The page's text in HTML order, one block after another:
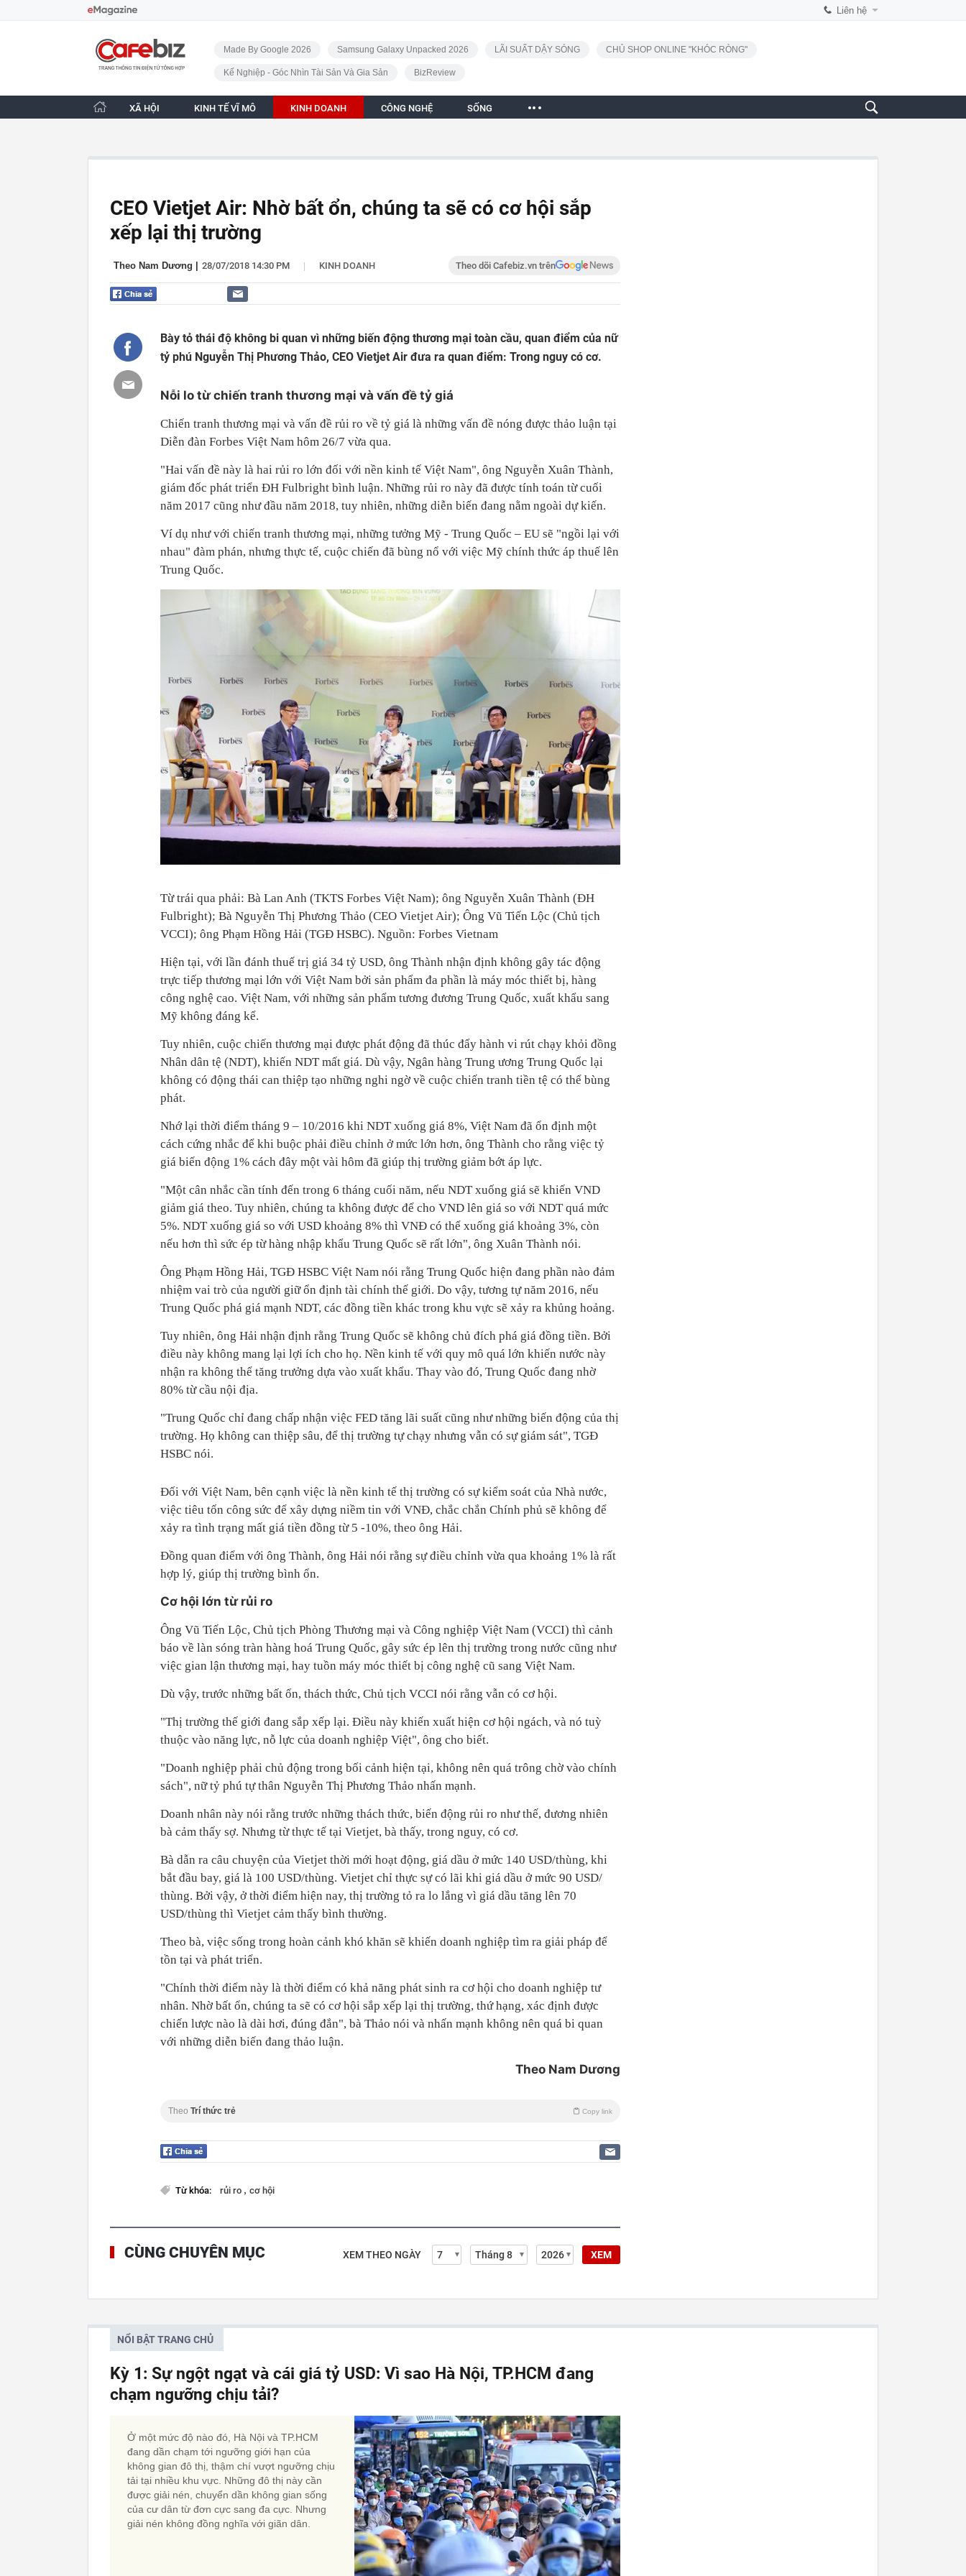
Liên hệ
CafeBiz - Trang chủ
Made By Google 2026 Samsung Galaxy Unpacked 2026 LÃI SUẤT DẬY SÓNG CHỦ SHOP ONLINE "KHÓC RÒNG"
Kế Nghiệp - Góc Nhìn Tài Sản Và Gia Sản BizReview
XÃ HỘI KINH TẾ VĨ MÔ KINH DOANH CÔNG NGHỆ SỐNG
CEO Vietjet Air: Nhờ bất ổn, chúng ta sẽ có cơ hội sắp
xếp lại thị trường
Theo Nam Dương 28/07/2018 14:30 PM | KINH DOANH Theo dõi Cafebiz.vn trên
Bày tỏ thái độ không bi quan vì những biến động thương mại toàn cầu, quan điểm của nữ
tỷ phú Nguyễn Thị Phương Thảo, CEO Vietjet Air đưa ra quan điểm: Trong nguy có cơ.
Nỗi lo từ chiến tranh thương mại và vấn đề tỷ giá
Chiến tranh thương mại và vấn đề rủi ro về tỷ giá là những vấn đề nóng được thảo luận tại
Diễn đàn Forbes Việt Nam hôm 26/7 vừa qua.
"Hai vấn đề này là hai rủi ro lớn đối với nền kinh tế Việt Nam", ông Nguyễn Xuân Thành,
giám đốc phát triển ĐH Fulbright bình luận. Những rủi ro này đã được tính toán từ cuối
năm 2017 cũng như đầu năm 2018, tuy nhiên, những diễn biến đang nằm ngoài dự kiến.
Ví dụ như với chiến tranh thương mại, những tưởng Mỹ - Trung Quốc – EU sẽ "ngồi lại với
nhau" đàm phán, nhưng thực tế, cuộc chiến đã bùng nổ với việc Mỹ chính thức áp thuế lên
Trung Quốc.
Từ trái qua phải: Bà Lan Anh (TKTS Forbes Việt Nam); ông Nguyễn Xuân Thành (ĐH
Fulbright); Bà Nguyễn Thị Phương Thảo (CEO Vietjet Air); Ông Vũ Tiến Lộc (Chủ tịch
VCCI); ông Phạm Hồng Hải (TGĐ HSBC). Nguồn: Forbes Vietnam
Hiện tại, với lần đánh thuế trị giá 34 tỷ USD, ông Thành nhận định không gây tác động
trực tiếp thương mại lớn với Việt Nam bởi sản phẩm đa phần là máy móc thiết bị, hàng
công nghệ cao. Việt Nam, với những sản phẩm tương đương Trung Quốc, xuất khẩu sang
Mỹ không đáng kể.
Tuy nhiên, cuộc chiến thương mại được phát động đã thúc đẩy hành vi rút chạy khỏi đồng
Nhân dân tệ (NDT), khiến NDT mất giá. Dù vậy, Ngân hàng Trung ương Trung Quốc lại
không có động thái can thiệp tạo những nghi ngờ về cuộc chiến tranh tiền tệ có thể bùng
phát.
Nhớ lại thời điểm tháng 9 – 10/2016 khi NDT xuống giá 8%, Việt Nam đã ổn định một
cách cứng nhắc để khi buộc phải điều chỉnh ở mức lớn hơn, ông Thành cho rằng việc tỷ
giá biến động 1% cách đây một vài hôm đã giúp thị trường giảm bớt áp lực.
"Một cân nhắc cần tính đến trong 6 tháng cuối năm, nếu NDT xuống giá sẽ khiến VND
giảm giá theo. Tuy nhiên, chúng ta không được để cho VND lên giá so với NDT quá mức
5%. NDT xuống giá so với USD khoảng 8% thì VNĐ có thể xuống giá khoảng 3%, còn
nếu hơn thì sức ép từ hàng nhập khẩu Trung Quốc sẽ rất lớn", ông Xuân Thành nói.
Ông Phạm Hồng Hải, TGĐ HSBC Việt Nam nói rằng Trung Quốc hiện đang phần nào đảm
nhiệm vai trò của người giữ ổn định tài chính thế giới. Do vậy, tương tự năm 2016, nếu
Trung Quốc phá giá mạnh NDT, các đồng tiền khác trong khu vực sẽ xảy ra khủng hoảng.
Tuy nhiên, ông Hải nhận định rằng Trung Quốc sẽ không chủ đích phá giá đồng tiền. Bởi
điều này không mang lại lợi ích cho họ. Nền kinh tế với quy mô quá lớn khiến nước này
nhận ra không thể tăng trưởng dựa vào xuất khẩu. Thay vào đó, Trung Quốc đang nhờ
80% từ cầu nội địa.
"Trung Quốc chỉ đang chấp nhận việc FED tăng lãi suất cũng như những biến động của thị
trường. Họ không can thiệp sâu, để thị trường tự chạy nhưng vẫn có sự giám sát", TGĐ
HSBC nói.
Đối với Việt Nam, bên cạnh việc là nền kinh tế thị trường có sự kiểm soát của Nhà nước,
việc tiêu tốn công sức để xây dựng niềm tin với VNĐ, chắc chắn Chính phủ sẽ không để
xảy ra tình trạng mất giá tiền đồng từ 5 -10%, theo ông Hải.
Đồng quan điểm với ông Thành, ông Hải nói rằng sự điều chỉnh vừa qua khoảng 1% là rất
hợp lý, giúp thị trường bình ổn.
Cơ hội lớn từ rủi ro
Ông Vũ Tiến Lộc, Chủ tịch Phòng Thương mại và Công nghiệp Việt Nam (VCCI) thì cảnh
báo về làn sóng tràn hàng hoá Trung Quốc, gây sức ép lên thị trường trong nước cũng như
việc gian lận thương mại, hay tuồn máy móc thiết bị công nghệ cũ sang Việt Nam.
Dù vậy, trước những bất ổn, thách thức, Chủ tịch VCCI nói rằng vẫn có cơ hội.
"Thị trường thế giới đang sắp xếp lại. Điều này khiến xuất hiện cơ hội ngách, và nó tuỳ
thuộc vào năng lực, nỗ lực của doanh nghiệp Việt", ông cho biết.
"Doanh nghiệp phải chủ động trong bối cảnh hiện tại, không nên quá trông chờ vào chính
sách", nữ tỷ phú tự thân Nguyễn Thị Phương Thảo nhấn mạnh.
Doanh nhân này nói rằng trước những thách thức, biến động rủi ro như thế, đương nhiên
bà cảm thấy sợ. Nhưng từ thực tế tại Vietjet, bà thấy, trong nguy, có cơ.
Bà dẫn ra câu chuyện của Vietjet thời mới hoạt động, giá dầu ở mức 140 USD/thùng, khi
bắt đầu bay, giá là 100 USD/thùng. Vietjet chỉ thực sự có lãi khi giá dầu ở mức 90 USD/
thùng. Bởi vậy, ở thời điểm hiện nay, thị trường tỏ ra lo lắng vì giá dầu tăng lên 70
USD/thùng thì Vietjet cảm thấy bình thường.
Theo bà, việc sống trong hoàn cảnh khó khăn sẽ khiến doanh nghiệp tìm ra giải pháp để
tồn tại và phát triển.
"Chính thời điểm này là thời điểm có khả năng phát sinh ra cơ hội cho doanh nghiệp tư
nhân. Nhờ bất ổn, chúng ta sẽ có cơ hội sắp xếp lại thị trường, thứ hạng, xác định được
chiến lược nào là dài hơi, đúng đắn", bà Thảo nói và nhấn mạnh không nên quá bi quan
với những diễn biến đang thảo luận.
Theo Nam Dương
Theo Trí thức trẻ Copy link
Từ khóa: rủi ro , cơ hội
CÙNG CHUYÊN MỤC XEM THEO NGÀY XEM
NỔI BẬT TRANG CHỦ
Kỳ 1: Sự ngột ngạt và cái giá tỷ USD: Vì sao Hà Nội, TP.HCM đang
chạm ngưỡng chịu tải?
Ở một mức độ nào đó, Hà Nội và TP.HCM
đang dần chạm tới ngưỡng giới hạn của
không gian đô thị, thậm chí vượt ngưỡng chịu
tải tại nhiều khu vực. Những đô thị này cần
được giải nén, chuyển dần không gian sống
của cư dân từ đơn cực sang đa cực. Nhưng
giải nén không đồng nghĩa với giãn dân.